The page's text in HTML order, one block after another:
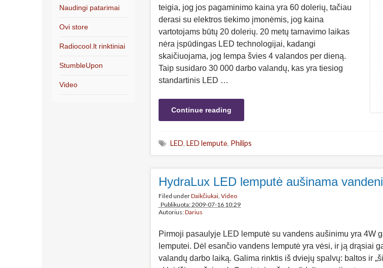
teigia, jog jos pagaminimo kaina yra 60 dolerių, tačiau
derasi su elektros tiekimo įmonėmis, jog kaina
vartotojams būtų 20 dolerių. 20 metų tarnavimo laikas
nėra įspūdingas LED technologijai, kadangi
skaičiuojama, jog lempa švies 4 valandos per dieną.
Taip susidaro 30 000 darbo valandų, kas yra tiesiog
standartinis LED …
Continue reading
LED, LED lemputė, Philips
HydraLux LED lemputė aušinama
Filed underDaikčiukai Video
Publikuota: 2009-07-16 10:29
Autorius:Darius
Pirmoji pasaulyje LED lemputė su vandens aušinimu yra 4W
lemputei. Dėl esančio vandens lemputė yra vėsi, ir ją drąsiai
valandų darbo laiką. Galima rinktis iš dviejų spalvų: baltos ir
Naudingi patarimai
Ovi store
Radiocool.lt rinktiniai
StumbleUpon
Video